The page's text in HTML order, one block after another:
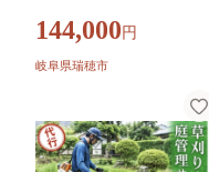
整理）| 片付け 遺品整理
生前整理 不用品回収 ゴミ
代行サービス 空き家 2LD
K 岐阜 瑞穂市
144,000 円
岐阜県瑞穂市